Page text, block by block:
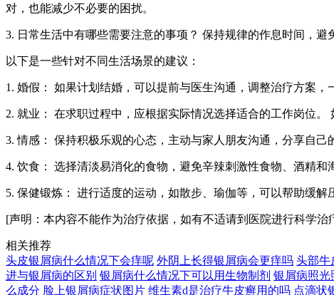
对，也能减少不必要的困扰。
3. 日常生活中有哪些需要注意的事项？ 保持规律的作息时间，
以下是一些针对不同生活场景的建议：
1. 婚假： 如果计划结婚，可以提前与医生沟通，调整治疗方案
2. 就业： 在求职过程中，应根据实际情况选择适合的工作岗位
3. 情感： 保持积极乐观的心态，主动与家人朋友沟通，分享自
4. 饮食： 选择清淡易消化的食物，避免辛辣刺激性食物、酒精
5. 保健锻炼： 进行适度的运动，如散步、瑜伽等，可以帮助缓
[声明：本内容不能作为治疗依据，如有不适请到医院进行科学治
相关推荐
头皮银屑病什么情况下会痒呢 外阴上长得银屑病会更痒吗 头部牛
进与银屑病的区别 银屑病什么情况下可以用生物制剂 银屑病照光
么成分 脸上银屑病症状图片 维生素d是治疗牛皮癣用的吗 点滴状